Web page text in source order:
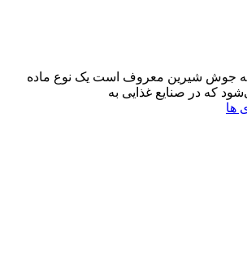
جوش شیرین معروف است یک نوع ماده
که در صنایع غذایی به
ها